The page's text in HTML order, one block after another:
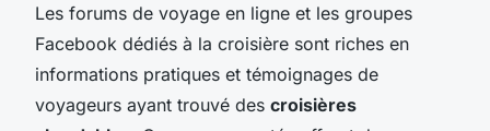
Les forums de voyage en ligne et les groupes
Facebook dédiés à la croisière sont riches en
informations pratiques et témoignages de
voyageurs ayant trouvé des croisières